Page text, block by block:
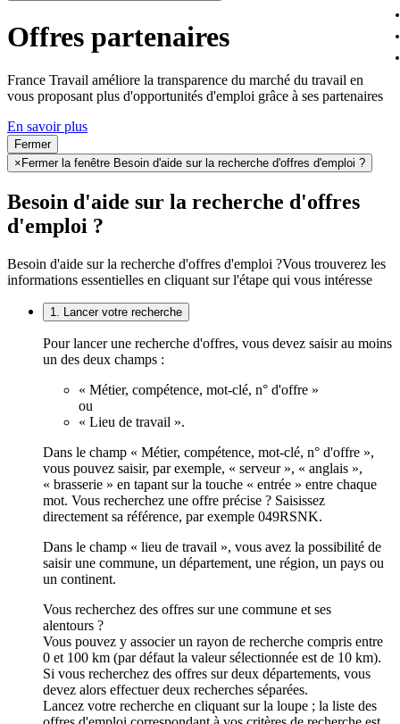
Offres partenaires
France Travail améliore la transparence du marché du travail en
vous proposant plus d'opportunités d'emploi grâce à ses partenaires
En savoir plus
Fermer
× Fermer la fenêtre Besoin d'aide sur la recherche d'offres d'emploi ?
Besoin d'aide sur la recherche d'offres
d'emploi ?
Besoin d'aide sur la recherche d'offres d'emploi ?Vous trouverez les
informations essentielles en cliquant sur l'étape qui vous intéresse
1. Lancer votre recherche
Pour lancer une recherche d'offres, vous devez saisir au moins
un des deux champs :
« Métier, compétence, mot-clé, n° d'offre »
ou
« Lieu de travail ».
Dans le champ « Métier, compétence, mot-clé, n° d'offre »,
vous pouvez saisir, par exemple, « serveur », « anglais »,
« brasserie » en tapant sur la touche « entrée » entre chaque
mot. Vous recherchez une offre précise ? Saisissez
directement sa référence, par exemple 049RSNK.
Dans le champ « lieu de travail », vous avez la possibilité de
saisir une commune, un département, une région, un pays ou
un continent.
Vous recherchez des offres sur une commune et ses
alentours ?
Vous pouvez y associer un rayon de recherche compris entre
0 et 100 km (par défaut la valeur sélectionnée est de 10 km).
Si vous recherchez des offres sur deux départements, vous
devez alors effectuer deux recherches séparées.
Lancez votre recherche en cliquant sur la loupe ; la liste des